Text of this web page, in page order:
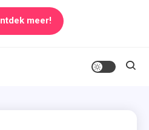
meer!